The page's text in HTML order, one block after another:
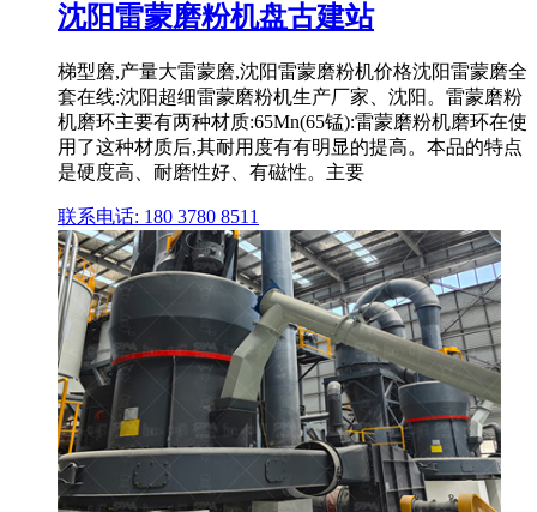
沈阳雷蒙磨粉机盘古建站
梯型磨,产量大雷蒙磨,沈阳雷蒙磨粉机价格沈阳雷蒙磨全
套在线:沈阳超细雷蒙磨粉机生产厂家、沈阳。雷蒙磨粉
机磨环主要有两种材质:65Mn(65锰):雷蒙磨粉机磨环在使
用了这种材质后,其耐用度有有明显的提高。本品的特点
是硬度高、耐磨性好、有磁性。主要
联系电话: 180 3780 8511